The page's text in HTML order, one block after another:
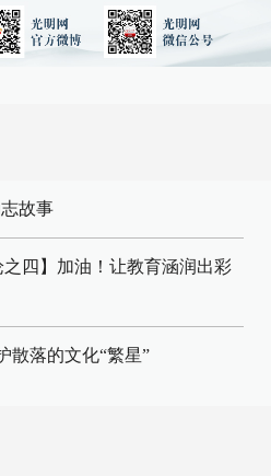
故事
之四】加油！让教育涵润出彩
散落的文化“繁星”